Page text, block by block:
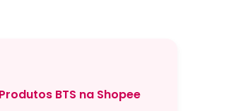
Produtos BTS na Shopee